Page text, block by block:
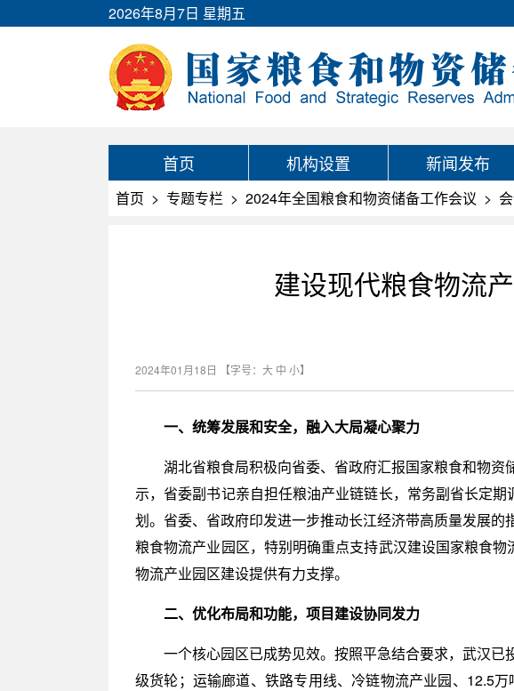
2026年8月7日 星期五
首页 机构设置 新闻发布
首页 > 专题专栏 > 2024年全国粮食和物资储备工作会议 >
建设现代粮食物流
2024年01月18日 【字号： 大 中 小】
一、统筹发展和安全，融入大局凝心聚力
湖北省粮食局积极向省委、省政府汇报国家粮食和物
示，省委副书记亲自担任粮油产业链链长，常务副省长定
划。省委、省政府印发进一步推动长江经济带高质量发展
粮食物流产业园区，特别明确重点支持武汉建设国家粮食
物流产业园区建设提供有力支撑。
二、优化布局和功能，项目建设协同发力
一个核心园区已成势见效。按照平急结合要求，武汉
级货轮；运输廊道、铁路专用线、冷链物流产业园、12.5